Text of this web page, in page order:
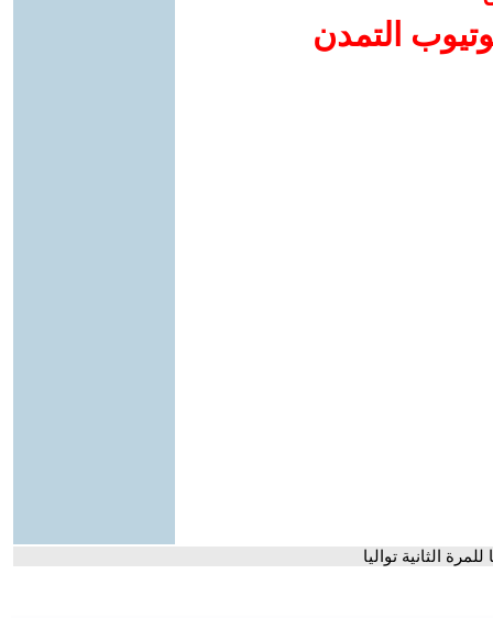
التمدن
الثانية تواليا